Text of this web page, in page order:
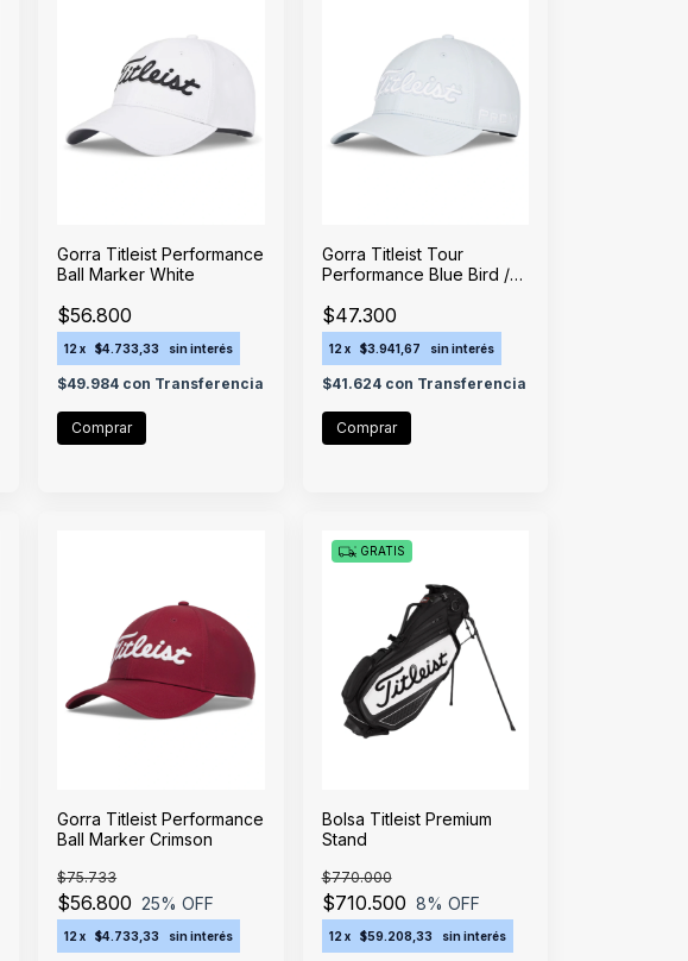
Gorra Titleist Performance
Ball Marker White
$56.800
12 x $4.733,33 sin interés
$49.984 con Transferencia
Gorra Titleist Tour
Performance Blue Bird /
$47.300
12 x $3.941,67 sin interés
$41.624 con Transferencia
Gorra Titleist Performance
Ball Marker Crimson
$56.800
$75.733
25% OFF
12 x $4.733,33 sin interés
GRATIS
Bolsa Titleist Premium
Stand
$710.500
$770.000
8% OFF
12 x $59.208,33 sin interés